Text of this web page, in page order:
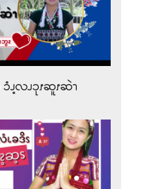
ၪ့လၪၥုၭဆူၭဆဲၫ